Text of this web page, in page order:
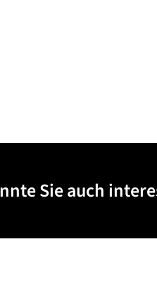
Sie auch